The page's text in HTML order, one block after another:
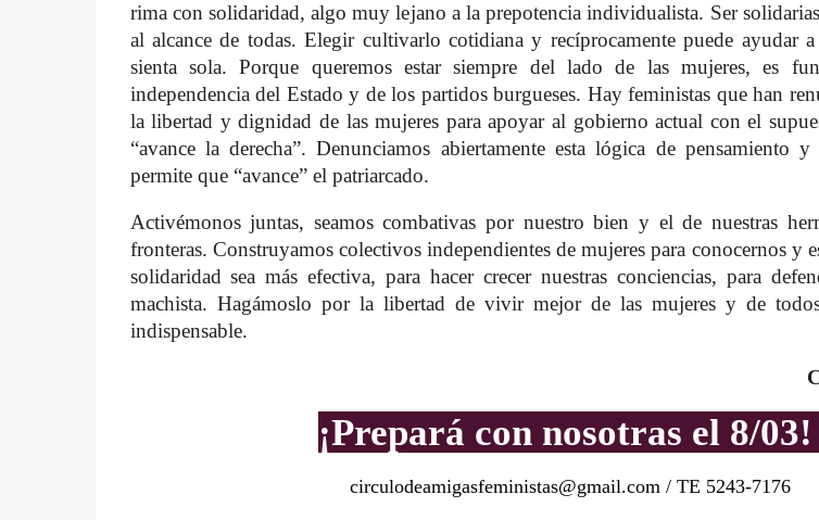
rima con solidaridad, algo muy lejano a la prepotencia individualista. Ser
al alcance de todas. Elegir cultivarlo cotidiana y recíprocamente puede ayudar
sienta sola. Porque queremos estar siempre del lado de las mujeres, es
independencia del Estado y de los partidos burgueses. Hay feministas que han
la libertad y dignidad de las mujeres para apoyar al gobierno actual con el
“avance la derecha”. Denunciamos abiertamente esta lógica de pensamiento
permite que “avance” el patriarcado.
Activémonos juntas, seamos combativas por nuestro bien y el de nuestras
fronteras. Construyamos colectivos independientes de mujeres para conocernos y
solidaridad sea más efectiva, para hacer crecer nuestras conciencias, para
machista. Hagámoslo por la libertad de vivir mejor de las mujeres y de
indispensable.
¡Prepará con nosotras el 8/03!
circulodeamigasfeministas@gmail.com / TE 5243-7176